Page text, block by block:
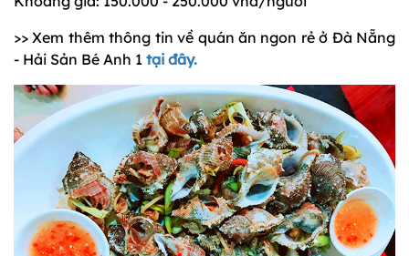
>> Xem thêm thông tin về quán ăn ngon rẻ ở Đà Nẵng
- Hải Sản Bé Anh 1 tại đây.